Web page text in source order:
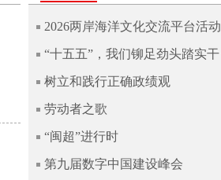
2026两岸海洋文化交流平台活动
“十五五”，我们铆足劲头踏实干
树立和践行正确政绩观
劳动者之歌
“闽超”进行时
第九届数字中国建设峰会